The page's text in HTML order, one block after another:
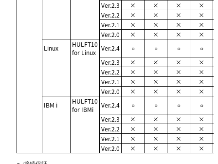
Ver.2.3 × × ×
×
Ver.2.2
× × ×
×
Ver.2.1
× × ×
×
Ver.2.0
× × ×
×
Linux
HULFT10
for Linux
Ver.2.4 ○ ○ ○
○
Ver.2.3
× × ×
×
Ver.2.2
× × ×
×
Ver.2.1
× × ×
×
Ver.2.0
× × ×
×
IBM i
HULFT10
for IBMi
Ver.2.4 ○ ○ ○
○
Ver.2.3
× × ×
×
Ver.2.2
× × ×
×
Ver.2.1
× × ×
×
Ver.2.0
× × ×
×